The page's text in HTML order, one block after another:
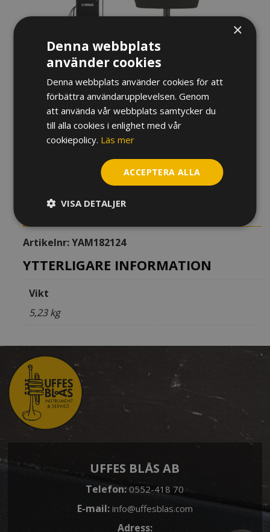
SORDINSYSTEM YAMAHA
SILENT BRASS TUBA SB1J
YTTERLIGARE INFORMATION
Artikelnr:YAM182124
YTTERLIGARE INFORMATION
Vikt
5,23 kg
UFFES BLÅS AB
Telefon:0552-418 70
E-mail: info@uffesblas.com
Adress:
×
Denna webbplats
använder cookies
Denna webbplats använder cookies för att
förbättra användarupplevelsen. Genom
att använda vår webbplats samtycker du
till alla cookies i enlighet med vår
cookiepolicy. Läs mer
ACCEPTERA ALLA
VISA DETALJER